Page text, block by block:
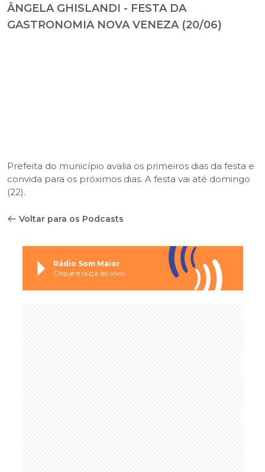
ÂNGELA GHISLANDI - FESTA DA
GASTRONOMIA NOVA VENEZA (20/06)
Prefeita do município avalia os primeiros dias da festa e
convida para os próximos dias. A festa vai até domingo
(22).
Voltar para os Podcasts
Rádio Som Maior
Clique e ouça ao vivo